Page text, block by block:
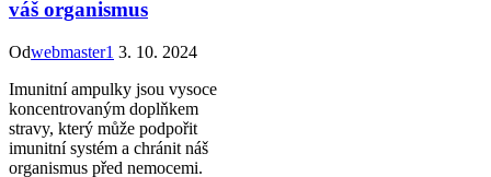
váš organismus
Odwebmaster1 3. 10. 2024
Imunitní ampulky jsou vysoce
koncentrovaným doplňkem
stravy, který může podpořit
imunitní systém a chránit náš
organismus před nemocemi.